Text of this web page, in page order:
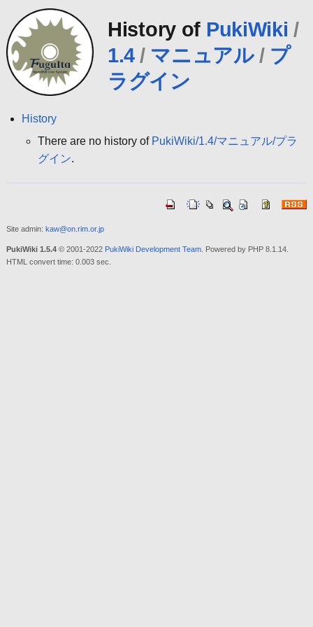
History of PukiWiki /
1.4 / マニュアル / プ
ラグイン
History
There are no history of PukiWiki/1.4/マニュアル/プラ
グイン.
Site admin: kaw@on.rim.or.jp
PukiWiki 1.5.4© 2001-2022 PukiWiki Development Team. Powered by PHP 8.1.14.
HTML convert time: 0.003 sec.